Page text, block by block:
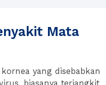
Mata
yang disebabkan
biasanya terjangkit